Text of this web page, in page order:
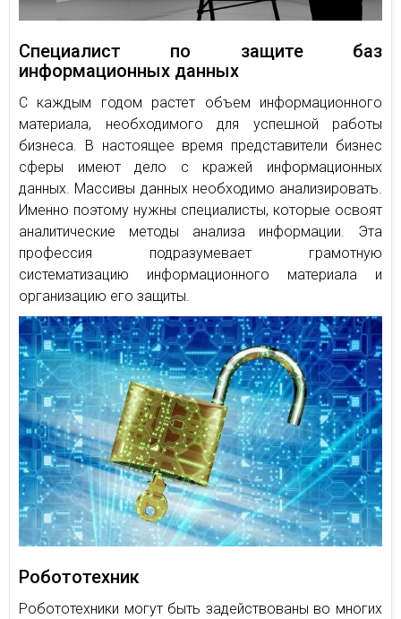
Специалист по защите баз
информационных данных
С каждым годом растет объем информационного
материала, необходимого для успешной работы
бизнеса. В настоящее время представители бизнес
сферы имеют дело с кражей информационных
данных. Массивы данных необходимо анализировать.
Именно поэтому нужны специалисты, которые освоят
аналитические методы анализа информации. Эта
профессия подразумевает грамотную
систематизацию информационного материала и
организацию его защиты.
Робототехник
Робототехники могут быть задействованы во многих